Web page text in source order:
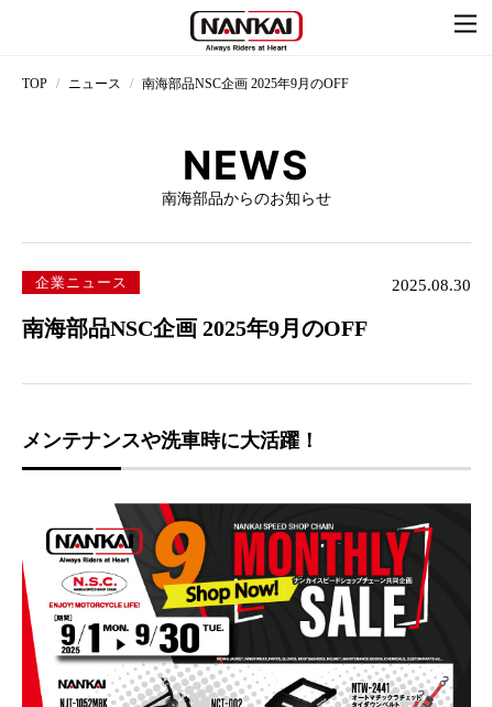
TOP ニュース 南海部品NSC企画 2025年9月のOFF
NEWS
南海部品からのお知らせ
企業ニュース 2025.08.30
南海部品NSC企画 2025年9月のOFF
メンテナンスや洗車時に大活躍！